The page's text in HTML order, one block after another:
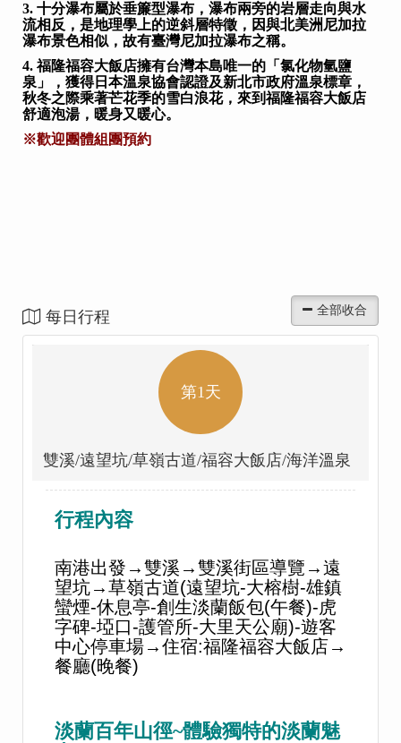
3. 十分瀑布屬於垂簾型瀑布，瀑布兩旁的岩層走向與水
流相反，是地理學上的逆斜層特徵，因與北美洲尼加拉
瀑布景色相似，故有臺灣尼加拉瀑布之稱。
4. 福隆福容大飯店擁有台灣本島唯一的「氯化物氫鹽
泉」，獲得日本溫泉協會認證及新北市政府溫泉標章，
秋冬之際乘著芒花季的雪白浪花，來到福隆福容大飯店
舒適泡湯，暖身又暖心。
※歡迎團體組團預約
每日行程
第1天
雙溪/遠望坑/草嶺古道/福容大飯店/海洋溫泉
行程內容
南港出發→雙溪→雙溪街區導覽→遠
望坑→草嶺古道(遠望坑-大榕樹-雄鎮
蠻煙-休息亭-創生淡蘭飯包(午餐)-虎
字碑-埡口-護管所-大里天公廟)-遊客
中心停車場→住宿:福隆福容大飯店→
餐廳(晚餐)
淡蘭百年山徑~體驗獨特的淡蘭魅